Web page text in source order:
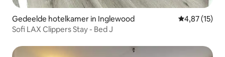
Gedeelde hotelkamer in Inglewood Gemiddelde
4,87 (15)
Sofi LAX Clippers Stay - Bed J